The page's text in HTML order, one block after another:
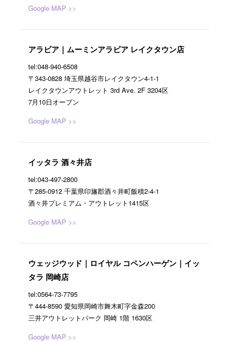
Google MAP >>
アラビア｜ムーミンアラビア レイクタウン店
tel:048-940-6508
〒343-0828 埼玉県越谷市レイクタウン4-1-1
レイクタウンアウトレット 3rd Ave. 2F 3204区
7月10日オープン
Google MAP >>
イッタラ 酒々井店
tel:043-497-2800
〒285-0912 千葉県印旛郡酒々井町飯積2-4-1
酒々井プレミアム・アウトレット1415区
Google MAP >>
ウェッジウッド｜ロイヤル コペンハーゲン｜イッ
タラ 岡崎店
tel:0564-73-7795
〒444-8590 愛知県岡崎市舞木町字金森200
三井アウトレットパーク 岡崎 1階 1630区
Google MAP >>